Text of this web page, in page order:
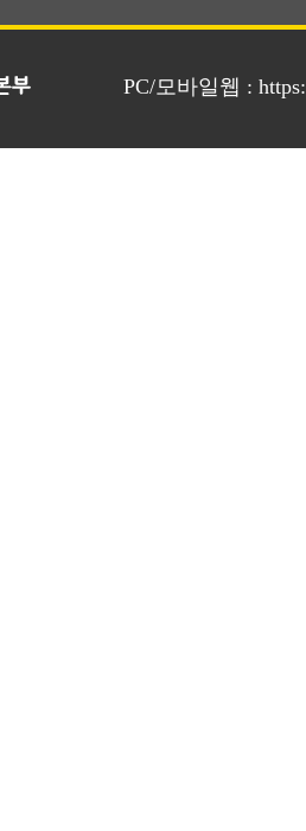
PC/모바일웹 :